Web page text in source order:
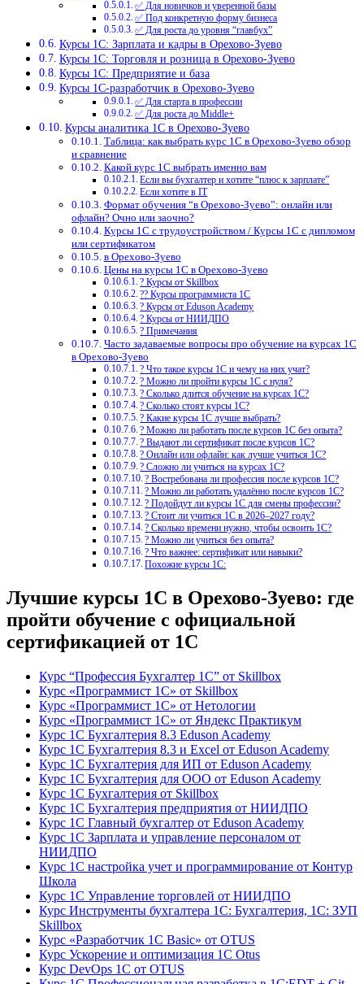
✅ Для новичков и уверенной базы
✅ Под конкретную форму бизнеса
✅ Для роста до уровня “главбух”
Курсы 1С: Зарплата и кадры в Орехово-Зуево
Курсы 1С: Торговля и розница в Орехово-Зуево
Курсы 1С: Предприятие и база
Курсы 1С-разработчик в Орехово-Зуево
✅ Для старта в профессии
✅ Для роста до Middle+
Курсы аналитика 1С в Орехово-Зуево
Таблица: как выбрать курс 1С в Орехово-Зуево обзор
и сравнение
Какой курс 1С выбрать именно вам
Если вы бухгалтер и хотите “плюс к зарплате”
Если хотите в IT
Формат обучения “в Орехово-Зуево”: онлайн или
офлайн? Очно или заочно?
Курсы 1С с трудоустройством / Курсы 1С с дипломом
или сертификатом
в Орехово-Зуево
Цены на курсы 1С в Орехово-Зуево
? Курсы от Skillbox
?‍? Курсы программиста 1С
? Курсы от Eduson Academy
? Курсы от НИИДПО
? Примечания
Часто задаваемые вопросы про обучение на курсах 1С
в Орехово-Зуево
? Что такое курсы 1С и чему на них учат?
? Можно ли пройти курсы 1С с нуля?
? Сколько длится обучение на курсах 1С?
? Сколько стоят курсы 1С?
? Какие курсы 1С лучше выбрать?
? Можно ли работать после курсов 1С без опыта?
? Выдают ли сертификат после курсов 1С?
? Онлайн или офлайн: как лучше учиться 1С?
? Сложно ли учиться на курсах 1С?
? Востребована ли профессия после курсов 1С?
? Можно ли работать удалённо после курсов 1С?
? Подойдут ли курсы 1С для смены профессии?
? Стоит ли учиться 1С в 2026–2027 году?
? Сколько времени нужно, чтобы освоить 1С?
? Можно ли учиться без опыта?
? Что важнее: сертификат или навыки?
Похожие курсы 1С:
Лучшие курсы 1С в Орехово-Зуево: где
пройти обучение с официальной
сертификацией от 1С
Курс “Профессия Бухгалтер 1С” от Skillbox
Курс «Программист 1С» от Skillbox
Курс «Программист 1С» от Нетологии
Курс «Программист 1С» от Яндекс Практикум
Курс 1С Бухгалтерия 8.3 Eduson Academy
Курс 1С Бухгалтерия 8.3 и Excel от Eduson Academy
Курс 1С Бухгалтерия для ИП от Eduson Academy
Курс 1С Бухгалтерия для ООО от Eduson Academy
Курс 1С Бухгалтерия от Skillbox
Курс 1С Бухгалтерия предприятия от НИИДПО
Курс 1С Главный бухгалтер от Eduson Academy
Курс 1С Зарплата и управление персоналом от
НИИДПО
Курс 1С настройка учет и программирование от Контур
Школа
Курс 1С Управление торговлей от НИИДПО
Курс Инструменты бухгалтера 1С: Бухгалтерия, 1С: ЗУП
Skillbox
Курс «Разработчик 1С Basic» от OTUS
Курс Ускорение и оптимизация 1С Otus
Курс DevOps 1С от OTUS